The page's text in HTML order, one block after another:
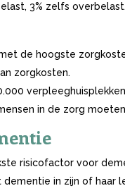
3% zelfs overbelast.
de hoogste
zorgkosten.
in de zorg
risicofactor voor
dementie in zijn of haar